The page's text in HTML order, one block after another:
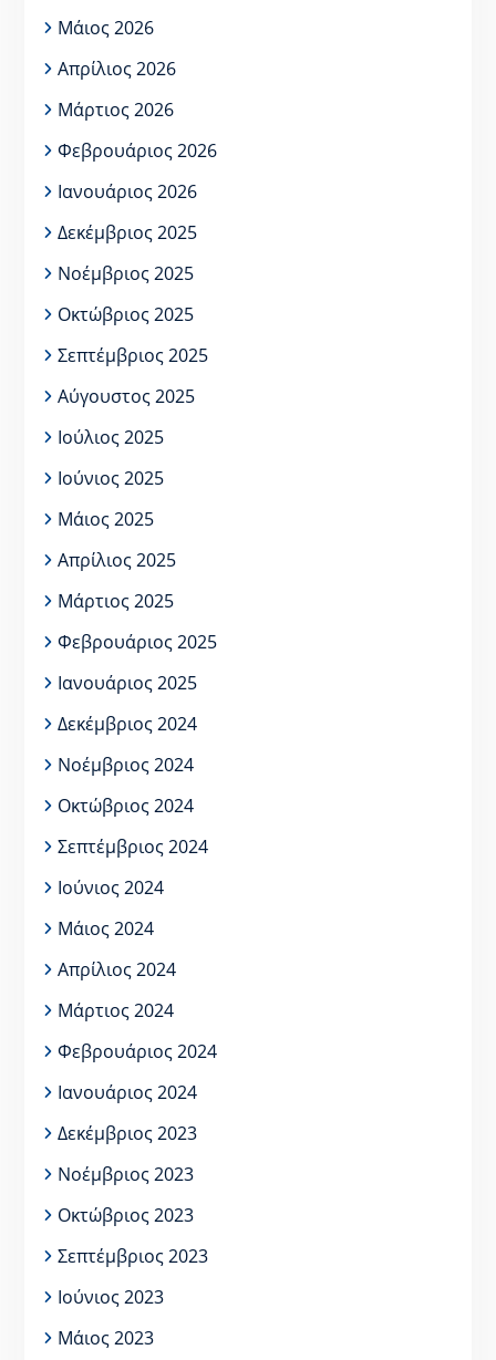
Μάιος 2026
Απρίλιος 2026
Μάρτιος 2026
Φεβρουάριος 2026
Ιανουάριος 2026
Δεκέμβριος 2025
Νοέμβριος 2025
Οκτώβριος 2025
Σεπτέμβριος 2025
Αύγουστος 2025
Ιούλιος 2025
Ιούνιος 2025
Μάιος 2025
Απρίλιος 2025
Μάρτιος 2025
Φεβρουάριος 2025
Ιανουάριος 2025
Δεκέμβριος 2024
Νοέμβριος 2024
Οκτώβριος 2024
Σεπτέμβριος 2024
Ιούνιος 2024
Μάιος 2024
Απρίλιος 2024
Μάρτιος 2024
Φεβρουάριος 2024
Ιανουάριος 2024
Δεκέμβριος 2023
Νοέμβριος 2023
Οκτώβριος 2023
Σεπτέμβριος 2023
Ιούνιος 2023
Μάιος 2023